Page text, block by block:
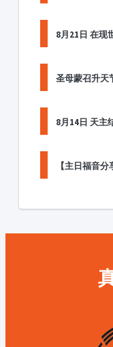
8月21日 在现
圣母蒙召升天
8月14日 天主
【主日福音